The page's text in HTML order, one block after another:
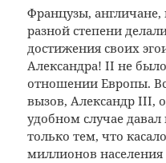
Французы,
разной степени
достижения своих
Александра! II не
отношении Европы.
вызов, Александр III,
удобном случае давал
только тем, что
миллионов населения